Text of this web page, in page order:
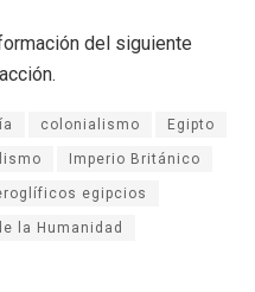
del siguiente
colonialismo Egipto
Imperio Británico
egipcios
la Humanidad